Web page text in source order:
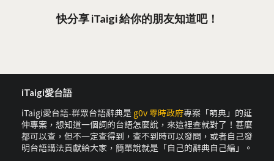
快分享 iTaigi 給你的朋友知道吧！
iTaigi愛台語
iTaigi愛台語-群眾台語辭典是 g0v 零時政府專案「萌典」的延
伸專案，想知道一個詞的台語怎麼說，來這裡查就對了！甚麼
都可以查，但不一定查得到，查不到時可以發問，或者自己發
明台語講法貢獻給大家，簡單說就是「自己的辭典自己編」。